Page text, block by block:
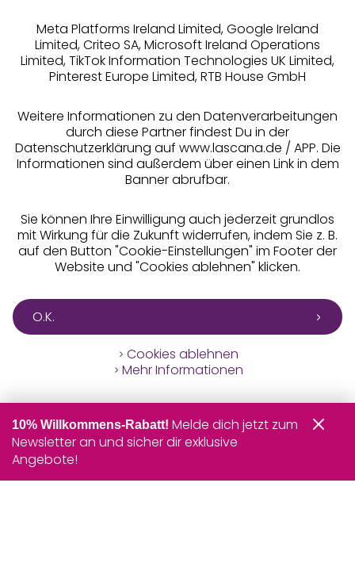
Alle Preise inkl. MwSt., zzgl.
Versandkosten
Meta Platforms Ireland Limited, Google Ireland
Limited, Criteo SA, Microsoft Ireland Operations
Limited, TikTok Information Technologies UK Limited,
Pinterest Europe Limited, RTB House GmbH
Weitere Informationen zu den Datenverarbeitungen
durch diese Partner findest Du in der
Datenschutzerklärung auf www.lascana.de / APP. Die
Informationen sind außerdem über einen Link in dem
Banner abrufbar.
Sie können Ihre Einwilligung auch jederzeit grundlos
mit Wirkung für die Zukunft widerrufen, indem Sie z. B.
auf den Button "Cookie-Einstellungen" im Footer der
Website und "Cookies ablehnen" klicken.
O.K.
Cookies ablehnen
Mehr Informationen
10% Willkommens-Rabatt! Melde dich jetzt zum
Newsletter an und sicher dir exklusive
Angebote!